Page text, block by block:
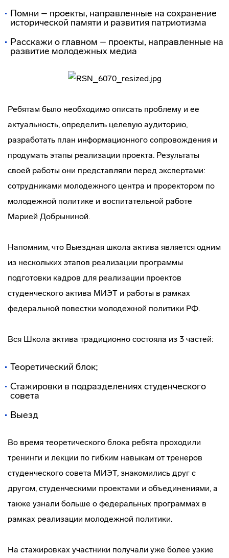
Помни – проекты, направленные на сохранение
исторической памяти и развития патриотизма
Расскажи о главном – проекты, направленные на
развитие молодежных медиа
Ребятам было необходимо описать проблему и ее
актуальность, определить целевую аудиторию,
разработать план информационного сопровождения и
продумать этапы реализации проекта. Результаты
своей работы они представляли перед экспертами:
сотрудниками молодежного центра и проректором по
молодежной политике и воспитательной работе
Марией Добрыниной.
Напомним, что Выездная школа актива является одним
из нескольких этапов реализации программы
подготовки кадров для реализации проектов
студенческого актива МИЭТ и работы в рамках
федеральной повестки молодежной политики РФ.
Вся Школа актива традиционно состояла из 3 частей:
Теоретический блок;
Стажировки в подразделениях студенческого
совета
Выезд
Во время теоретического блока ребята проходили
тренинги и лекции по гибким навыкам от тренеров
студенческого совета МИЭТ, знакомились друг с
другом, студенческими проектами и объединениями, а
также узнали больше о федеральных программах в
рамках реализации молодежной политики.
На стажировках участники получали уже более узкие